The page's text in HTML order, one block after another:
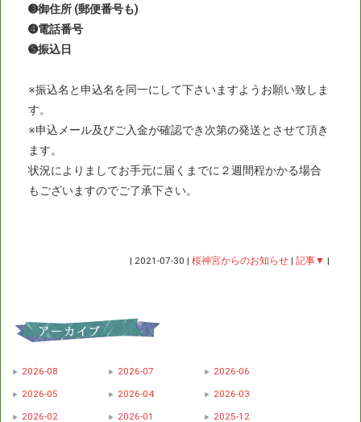
2026-08 2026-07
2026-06
2026-05
2026-04
2026-03
2026-02
2026-01
2025-12
➌御住所 (郵便番号も)
➍電話番号
➎振込日
※振込名と申込名を同一にして下さいますようお願い致しま
す。
※申込メール及びご入金が確認でき次第の発送とさせて頂き
ます。
状況によりましてお手元に届くまでに２週間程かかる場合
もございますのでご了承下さい。
| 2021-07-30 |桜神宮からのお知らせ |記事▼ |